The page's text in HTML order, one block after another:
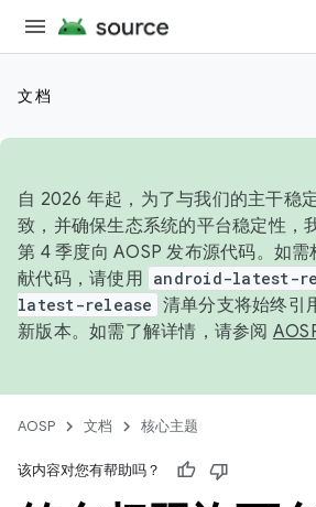
文档
自 2026 年起，为了与我们的主干稳
致，并确保生态系统的平台稳定性，
第 4 季度向 AOSP 发布源代码。如
献代码，请使用 android-latest-
latest-release 清单分支将始终引
新版本。如需了解详情，请参阅
AOSP 文档 核心主题
该内容对您有帮助吗？